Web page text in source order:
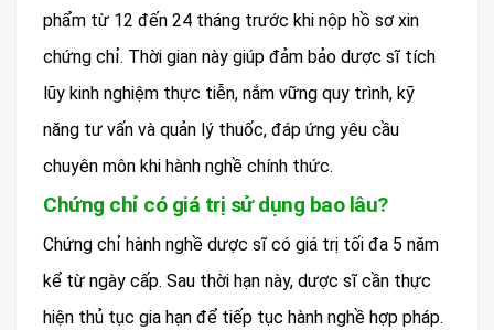
phẩm từ 12 đến 24 tháng trước khi nộp hồ sơ xin
chứng chỉ. Thời gian này giúp đảm bảo dược sĩ tích
lũy kinh nghiệm thực tiễn, nắm vững quy trình, kỹ
năng tư vấn và quản lý thuốc, đáp ứng yêu cầu
chuyên môn khi hành nghề chính thức.
Chứng chỉ có giá trị sử dụng bao lâu?
Chứng chỉ hành nghề dược sĩ có giá trị tối đa 5 năm
kể từ ngày cấp. Sau thời hạn này, dược sĩ cần thực
hiện thủ tục gia hạn để tiếp tục hành nghề hợp pháp.